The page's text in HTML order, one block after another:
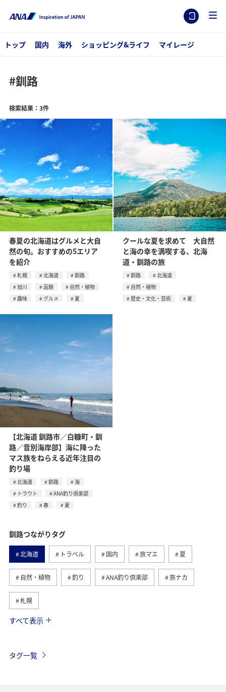
トップ 国内 海外 ショッピング&ライフ マイレージ
#釧路
検索結果：3件
春夏の北海道はグルメと大自
然の旬。おすすめの5エリア
を紹介
札幌 北海道
釧路
旭川
函館
自然・植物
趣味
グルメ 夏
クールな夏を求めて 大自然
と海の幸を満喫する、北海
道・釧路の旅
釧路
北海道
自然・植物
歴史・文化・芸術
夏
【北海道 釧路市／白糠町・釧
路／音別海岸部】海に降った
マス族をねらえる近年注目の
釣り場
北海道 釧路
海
トラウト
ANA釣り倶楽部
釣り
春 夏
釧路つながりタグ
北海道 トラベル 国内 旅マエ 夏
自然・植物 釣り ANA釣り倶楽部 旅ナカ
札幌
趣味
すべて表示
タグ一覧